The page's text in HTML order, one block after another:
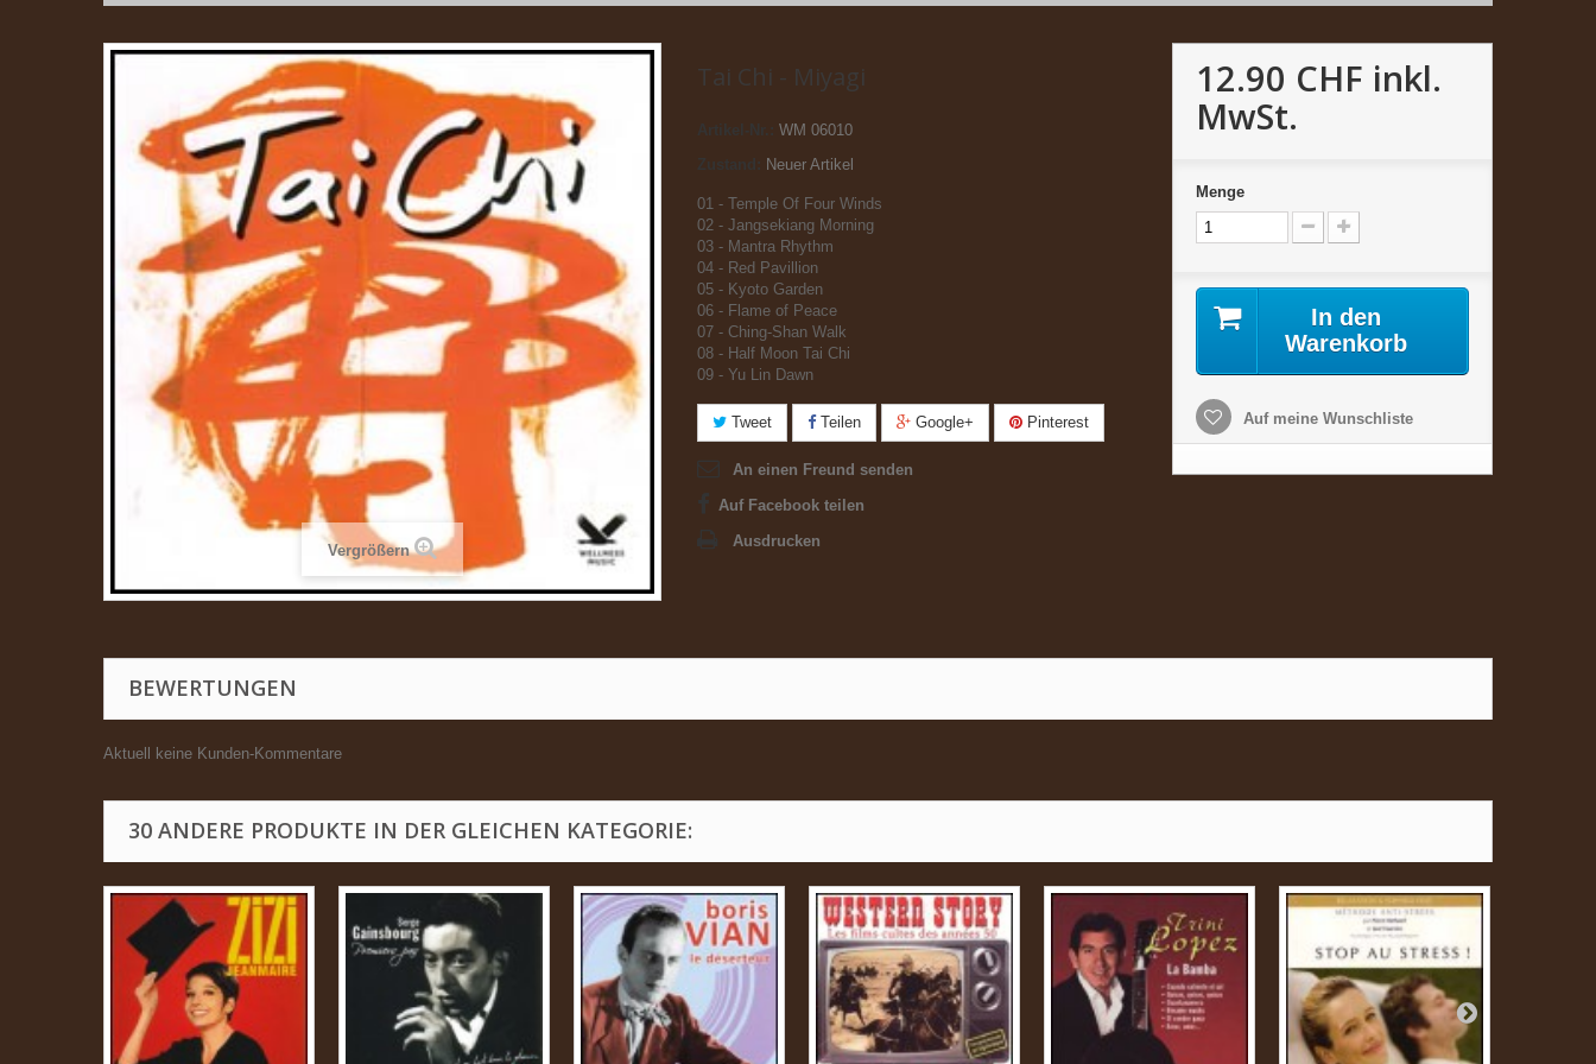
Vergrößern
Tai Chi - Miyagi
Artikel-Nr.:
WM 06010
Zustand:
Neuer Artikel
01 - Temple Of Four Winds
02 - Jangsekiang Morning
03 - Mantra Rhythm
04 - Red Pavillion
05 - Kyoto Garden
06 - Flame of Peace
07 - Ching-Shan Walk
08 - Half Moon Tai Chi
09 - Yu Lin Dawn
Tweet Teilen Google+ Pinterest
An einen Freund senden
Auf Facebook teilen
Ausdrucken
12.90 CHF inkl.
MwSt.
Menge
In den
Warenkorb
Auf meine Wunschliste
BEWERTUNGEN
Aktuell keine Kunden-Kommentare
30 ANDERE PRODUKTE IN DER GLEICHEN KATEGORIE: